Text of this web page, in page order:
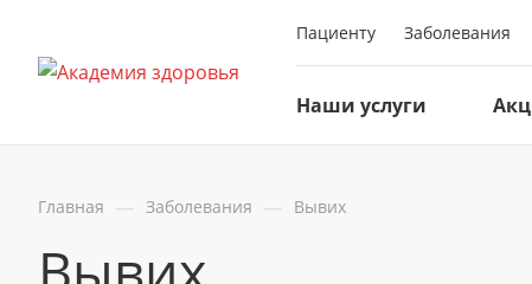
Пациенту Заболевания
Наши услуги
Главная — Заболевания — Вывих